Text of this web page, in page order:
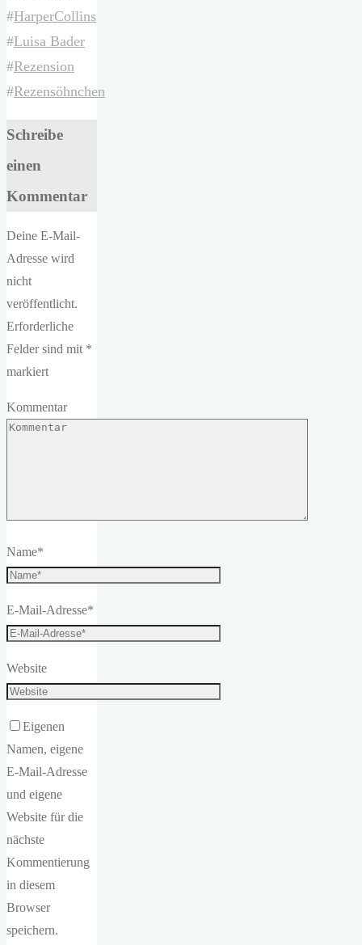
#HarperCollins
#Luisa Bader
#Rezension
#Rezensöhnchen
Schreibe
einen
Kommentar
Deine E-Mail-
Adresse wird
nicht
veröffentlicht.
Erforderliche
Felder sind mit *
markiert
Kommentar
Name*
E-Mail-Adresse*
Website
Eigenen
Namen, eigene
E-Mail-Adresse
und eigene
Website für die
nächste
Kommentierung
in diesem
Browser
speichern.